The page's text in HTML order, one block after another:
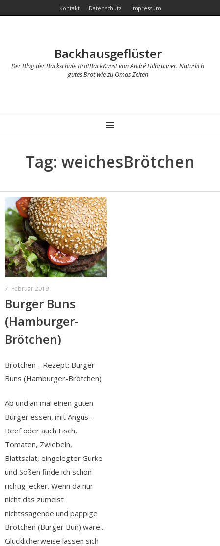
Kontakt Datenschutz Impressum
Backhausgeflüster
Der Blog der Backschule BrotBackKunst von André Hilbrunner. Natürlich
gutes Brot wie zu Omas Zeiten
MENU
Tag: weichesBrötchen
7. Februar 2019
Burger Buns
(Hamburger-
Brötchen)
Brötchen - Rezept: Burger
Buns (Hamburger-Brötchen)
Ab und an mal einen guten
Burger essen, mit Angus-
Beef oder auch Fisch,
Tomaten, Zwiebeln,
Blattsalat, eingelegter Gurke
und Soßen finde ich schon
richtig lecker. Wenn da nur
nicht das zumeist
nichtssagende und pappige
Brötchen (Burger Bun) wäre...
Glücklicherweise lassen sich